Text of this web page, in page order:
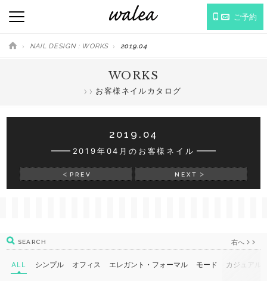
ご予約
NAIL DESIGN : WORKS 2019.04
WORKS
お客様ネイルカタログ
2019.04
2019年04月のお客様ネイル
PREV NEXT
SEARCH 右へ
ALL シンプル オフィス エレガント・フォーマル モード カジュアル